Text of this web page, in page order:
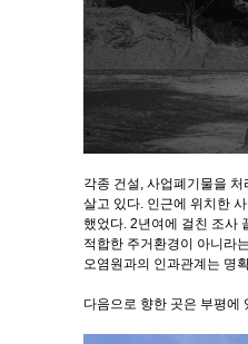
각종 건설, 사업폐기물을
살고 있다. 인근에 위치한
했었다. 2년여에 걸친 조사
적합한 주거환경이 아니라
오염원과의 인과관계는 명
다음으로 향한 곳은 부평에